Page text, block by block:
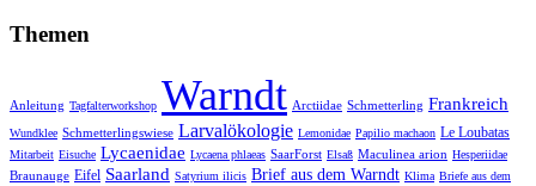
Themen
Anleitung Tagfalterworkshop Warndt Arctiidae Schmetterling Frankreich
Wundklee Schmetterlingswiese Larvalökologie Lemonidae Papilio machaon Le Loubatas
Mitarbeit Eisuche Lycaenidae Lycaena phlaeas SaarForst Elsaß Maculinea arion Hesperiidae
Braunauge Eifel Saarland Satyrium ilicis Brief aus dem Warndt Klima Briefe aus dem